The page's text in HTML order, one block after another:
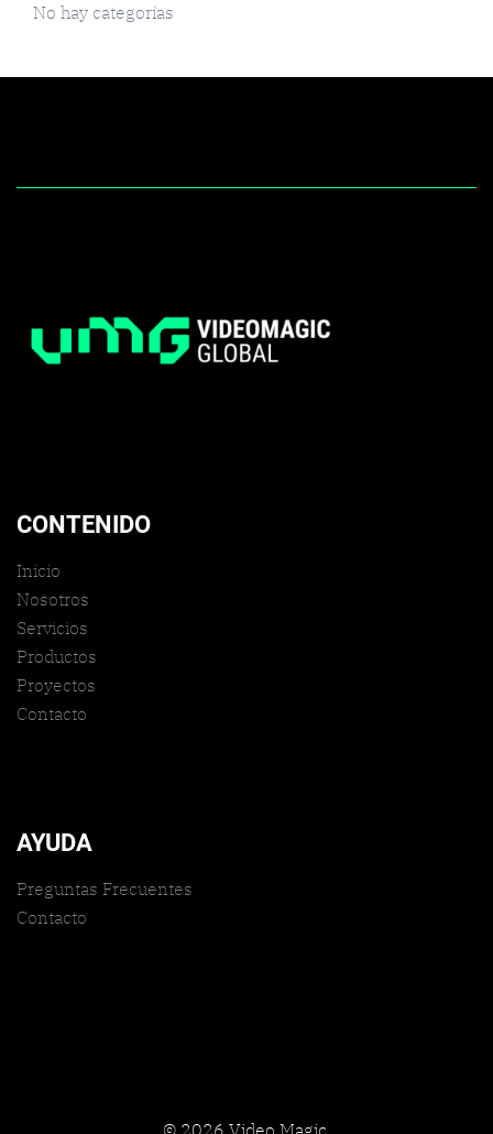
No hay categorías
CONTENIDO
Inicio
Nosotros
Servicios
Productos
Proyectos
Contacto
AYUDA
Preguntas Frecuentes
Contacto
© 2026 Video Magic.